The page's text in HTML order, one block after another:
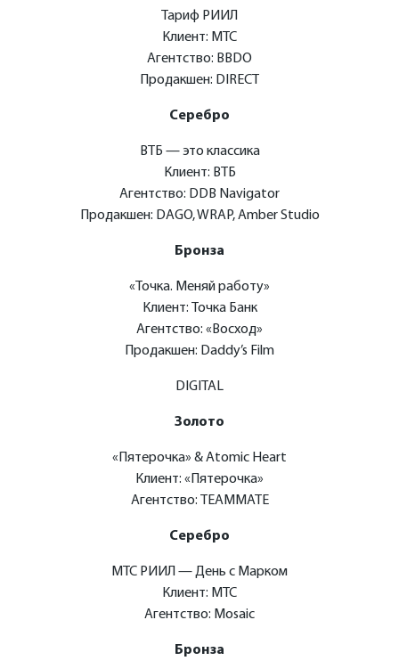
Тариф РИИЛ
Клиент: МТС
Агентство: BBDO
Продакшен: DIRECT
Серебро
ВТБ — это классика
Клиент: ВТБ
Агентство: DDB Navigator
Продакшен: DAGO, WRAP, Amber Studio
Бронза
«Точка. Меняй работу»
Клиент: Точка Банк
Агентство: «Восход»
Продакшен: Daddy’s Film
DIGITAL
Золото
«Пятерочка» & Atomic Heart
Клиент: «Пятерочка»
Агентство: TEAMMATE
Серебро
МТС РИИЛ — День с Марком
Клиент: МТС
Агентство: Mosaic
Бронза